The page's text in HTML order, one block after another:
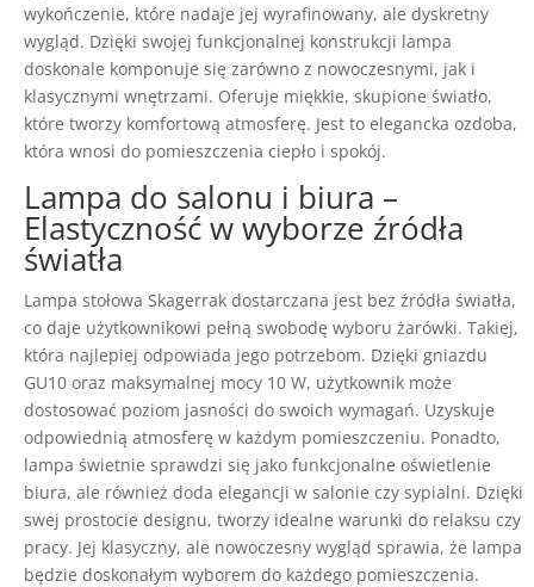
wykończenie, które nadaje jej wyrafinowany, ale dyskretny
wygląd. Dzięki swojej funkcjonalnej konstrukcji lampa
doskonale komponuje się zarówno z nowoczesnymi, jak i
klasycznymi wnętrzami. Oferuje miękkie, skupione światło,
które tworzy komfortową atmosferę. Jest to elegancka ozdoba,
która wnosi do pomieszczenia ciepło i spokój.
Lampa do salonu i biura –
Elastyczność w wyborze źródła
światła
Lampa stołowa Skagerrak dostarczana jest bez źródła światła,
co daje użytkownikowi pełną swobodę wyboru żarówki. Takiej,
która najlepiej odpowiada jego potrzebom. Dzięki gniazdu
GU10 oraz maksymalnej mocy 10 W, użytkownik może
dostosować poziom jasności do swoich wymagań. Uzyskuje
odpowiednią atmosferę w każdym pomieszczeniu. Ponadto,
lampa świetnie sprawdzi się jako funkcjonalne oświetlenie
biura, ale również doda elegancji w salonie czy sypialni. Dzięki
swej prostocie designu, tworzy idealne warunki do relaksu czy
pracy. Jej klasyczny, ale nowoczesny wygląd sprawia, że lampa
będzie doskonałym wyborem do każdego pomieszczenia.